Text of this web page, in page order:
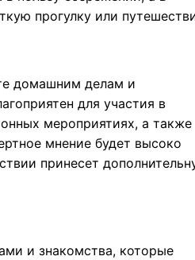
прогулку или
домашним делам и
для участия в
мероприятиях, а также
мнение будет высоко
принесет
и знакомства, которые